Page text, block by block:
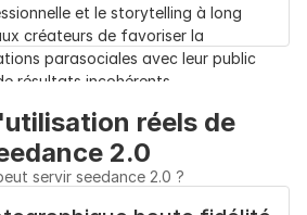
réels de
2.0
servir seedance 2.0 ?
et le storytelling à long
créateurs de favoriser la
parasociales avec leur public
résultats incohérents.
grâce aux crédits